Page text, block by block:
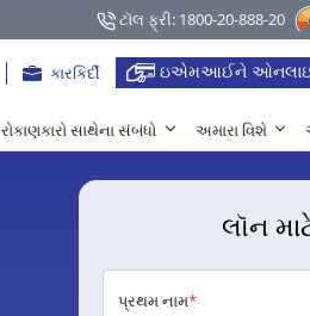
ટૉલ ફ્રી: 1800-20-888-20
કારકિર્દી ઇએમઆઈને
રોકાણકારો સાથેના સંબંધો અમારા વિશે
લૉન
પ્રથમ નામ*